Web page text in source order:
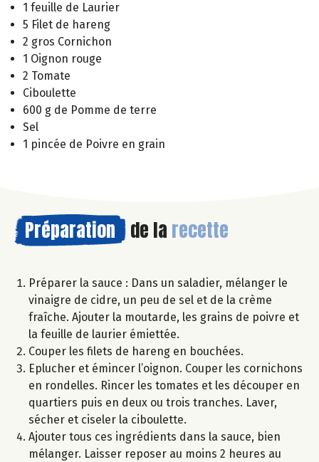
1 feuille de Laurier
5 Filet de hareng
2 gros Cornichon
1 Oignon rouge
2 Tomate
Ciboulette
600 g de Pomme de terre
Sel
1 pincée de Poivre en grain
Préparation de la recette
Préparer la sauce : Dans un saladier, mélanger le
vinaigre de cidre, un peu de sel et de la crème
fraîche. Ajouter la moutarde, les grains de poivre et
la feuille de laurier émiettée.
Couper les filets de hareng en bouchées.
Eplucher et émincer l’oignon. Couper les cornichons
en rondelles. Rincer les tomates et les découper en
quartiers puis en deux ou trois tranches. Laver,
sécher et ciseler la ciboulette.
Ajouter tous ces ingrédients dans la sauce, bien
mélanger. Laisser reposer au moins 2 heures au